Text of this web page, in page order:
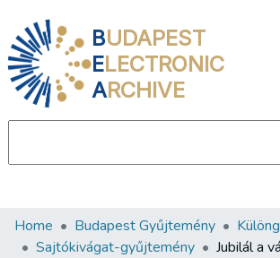
BUDAPEST
ELECTRONIC
ARCHIVE
Communities & Collections
Home Budapest Gyűjtemény
Sajtókivágat-gyűjtemény
Jubilál a